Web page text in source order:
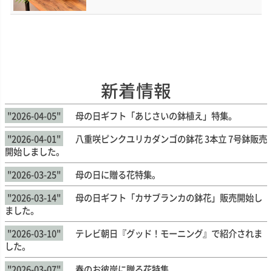
新着情報
"2026-04-05"
母の日ギフト「あじさいの鉢植え」特集。
"2026-04-01"
八重咲ピンクユリカダンゴの鉢花 3本立 7号鉢販売
開始しました。
"2026-03-25"
母の日に贈る花特集。
"2026-03-14"
母の日ギフト「カサブランカの鉢花」販売開始し
ました。
"2026-03-10"
テレビ朝日『グッド！モーニング』で紹介されま
した。